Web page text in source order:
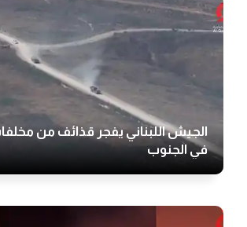
الجيش اللبناني يفجر قذائف من
في الجنوب